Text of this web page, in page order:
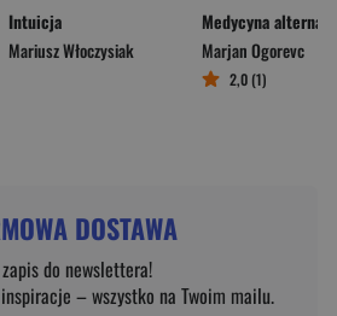
Intuicja
Mariusz Włoczysiak
Marjan Ogorevc
2,0 (1)
DOSTAWA
do newslettera!
– wszystko na Twoim mailu.